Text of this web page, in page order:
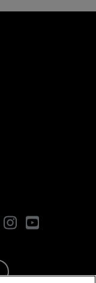
InstagramYouTube